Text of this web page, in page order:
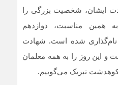
ایشان، شخصیت بزرگی را
همین مناسبت، دوازدهم
نام‌گذاری شده است. شهادت
و این روز را به همه معلمان
تبریک می‌گوییم.